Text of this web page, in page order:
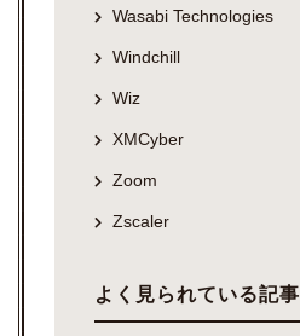
Wasabi Technologies
Windchill
Wiz
XMCyber
Zoom
Zscaler
よく見られている記事